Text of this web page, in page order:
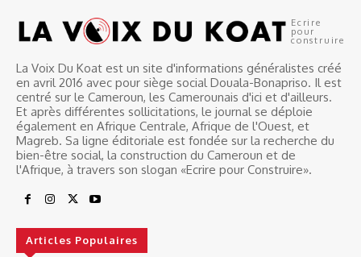
Ecrire
pour
construire
La Voix Du Koat est un site d'informations généralistes créé
en avril 2016 avec pour siège social Douala-Bonapriso. Il est
centré sur le Cameroun, les Camerounais d'ici et d'ailleurs.
Et après différentes sollicitations, le journal se déploie
également en Afrique Centrale, Afrique de l'Ouest, et
Magreb. Sa ligne éditoriale est fondée sur la recherche du
bien-être social, la construction du Cameroun et de
l'Afrique, à travers son slogan «Ecrire pour Construire».
Articles Populaires